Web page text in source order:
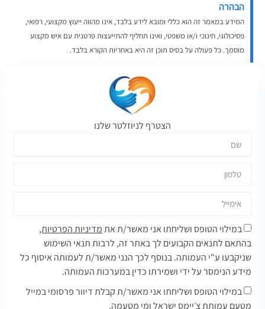
הבהרה
המידע במאמר זה הוא כללי ומובא לידע בלבד, אינו מהווה ייעוץ מקצועי, רפואי,
פסיכולוגי, חינוכי ו/או משפטי, ואינו תחליף להתייעצות פרטנית עם איש מקצוע
מוסמך. כל פעולה על בסיס תוכן זה היא באחריות הקורא בלבד.
הצטרף לניוזלטר שלנו
במילוי הטופס ושליחתו אני מאשר/ת אתמדיניות הפרטיות,
בהתאם לתנאים הקבועים לך באתר זה, לרבות תנאי השימוש
שניקבעו ע"י העמותה. בנוסף לכך הנני מאשר/ת לעמותה איסוף כל
מידע הנימסר על ידי ושמירתו כדין במערכות העמותה.
במילוי הטופס ושליחתו אני מאשר/ת קבלת דיוור פרסומי במייל
מטעם עמותת צ׳יימס ישראל ומי מטעמה.